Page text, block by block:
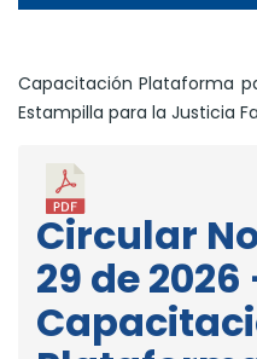
Capacitación Plataforma
Estampilla para la Justicia
Circular
29 de 2026